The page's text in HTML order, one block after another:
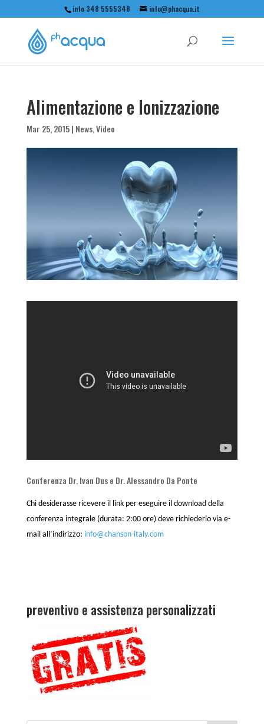
info 348 5555348 info@phacqua.it
Alimentazione e Ionizzazione
Mar 25, 2015| News,Video
Conferenza Dr. Ivan Dus e Dr. Alessandro Da Ponte
Chi desiderasse ricevere il link per eseguire il download della
conferenza integrale (durata: 2:00 ore) deve richiederlo via e-
mail all’indirizzo: info@chanson-italy.com
preventivo e assistenza personalizzati